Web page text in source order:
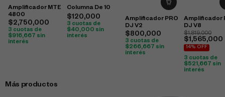
Amplificador MTE
4800
$2,750,000
3 cuotas de
$916,667 sin
interés
Columna De 10
$120,000
3 cuotas de
$40,000 sin
interés
Amplificador PRO
DJ V2
$800,000
3 cuotas de
$266,667 sin
interés
Amplificador
DJ V8
$1,819,000
$1,565,000
14% OFF
3 cuotas de
$521,667 sin
interés
Más productos